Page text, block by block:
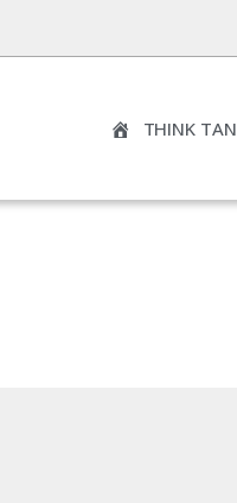
NOTRE DROIT
THINK